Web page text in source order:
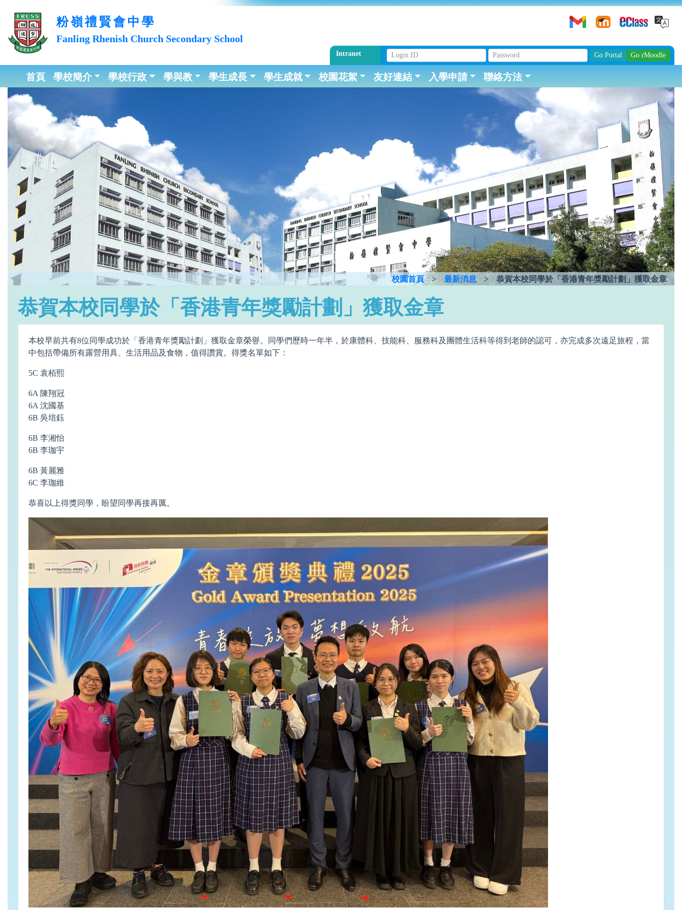
粉嶺禮賢會中學
Fanling Rhenish Church Secondary School
Intranet
首頁 學校簡介 學校行政 學與教 學生成長 學生成就 校園花絮 友好連結 入學申請 聯絡方法
校園首頁 > 最新消息 > 恭賀本校同學於「香港青年獎勵計劃」獲取金章
恭賀本校同學於「香港青年獎勵計劃」獲取金章
本校早前共有8位同學成功於「香港青年獎勵計劃」獲取金章榮譽。同學們歷時一年半，於康體科、技能科、服務科及團體生活科等得到老師的認可，亦完成多次遠足旅程，當
中包括帶備所有露營用具、生活用品及食物，值得讚賞。得獎名單如下：
5C 袁栢熙
6A 陳翔冠
6A 沈國基
6B 吳培鈺
6B 李湘怡
6B 李珈宇
6B 黃麗雅
6C 李珈維
恭喜以上得獎同學，盼望同學再接再厲。